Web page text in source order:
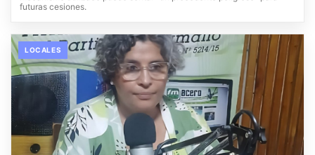
futuras cesiones.
LOCALES